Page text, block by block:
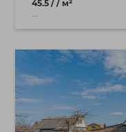
45.5 / / м²
...